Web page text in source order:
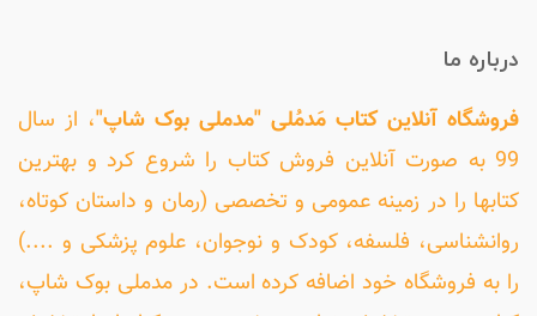
درباره ما
فروشگاه آنلاین کتاب مَدمُلی "مدملی بوک شاپ"، از سال
99 به صورت آنلاین فروش کتاب را شروع کرد و بهترین
کتابها را در زمینه عمومی و تخصصی (رمان و داستان کوتاه،
روانشناسی، فلسفه، کودک و نوجوان، علوم پزشکی و ....)
را به فروشگاه خود اضافه کرده است. در مدملی بوک شاپ،